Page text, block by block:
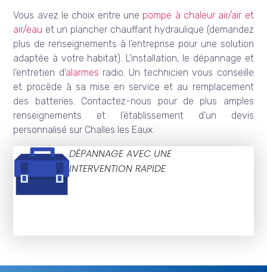
Vous avez le choix entre une pompe à chaleur air/air et
air/eau et un plancher chauffant hydraulique (demandez
plus de renseignements à l’entreprise pour une solution
adaptée à votre habitat). L’installation, le dépannage et
l’entretien d’alarmes radio. Un technicien vous conseille
et procède à sa mise en service et au remplacement
des batteries. Contactez-nous pour de plus amples
renseignements et l’établissement d’un devis
personnalisé sur Challes les Eaux.
DÉPANNAGE AVEC UNE
INTERVENTION RAPIDE